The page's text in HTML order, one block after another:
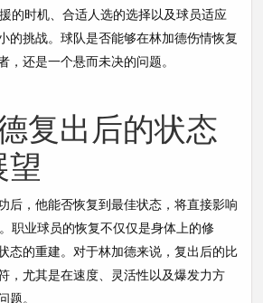
的时机、合适人选的选择以及球员适应
的挑战。球队是否能够在林加德伤情恢复
，还是一个悬而未决的问题。
复出后的状态
后，他能否恢复到最佳状态，将直接影响
职业球员的恢复不仅仅是身体上的修
态的重建。对于林加德来说，复出后的比
，尤其是在速度、灵活性以及爆发力方
题。